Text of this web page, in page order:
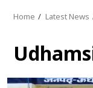
Home Latest News